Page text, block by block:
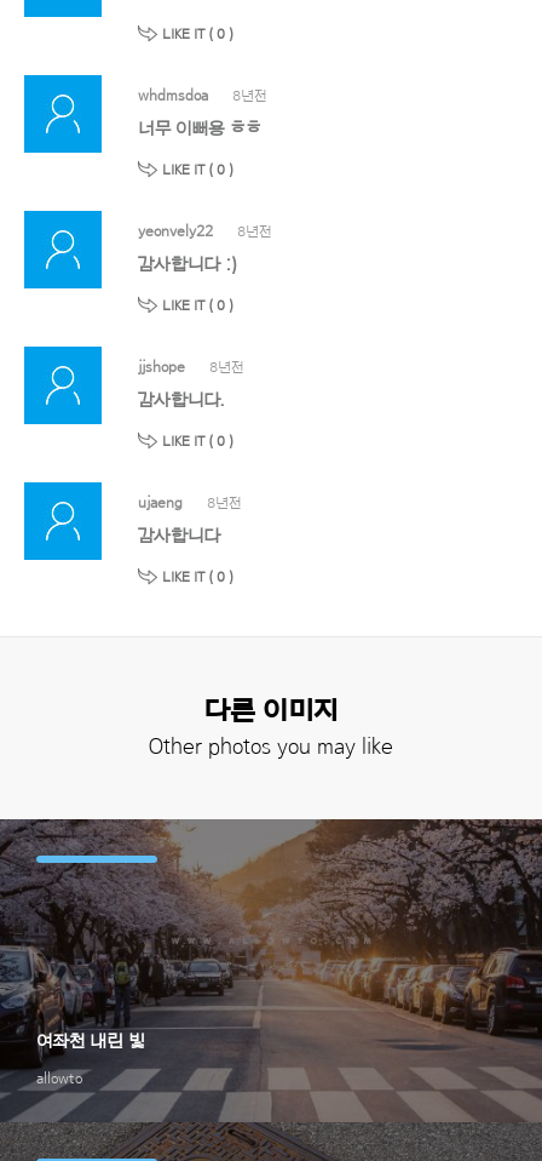
LIKE IT ( 0 )
whdmsdoa 8년전
너무 이뻐용 ㅎㅎ
LIKE IT ( 0 )
yeonvely22 8년전
감사합니다 :)
LIKE IT ( 0 )
jjshope 8년전
감사합니다.
LIKE IT ( 0 )
ujaeng 8년전
감사합니다
LIKE IT ( 0 )
다른 이미지
Other photos you may like
allowto
여좌천 내린 빛